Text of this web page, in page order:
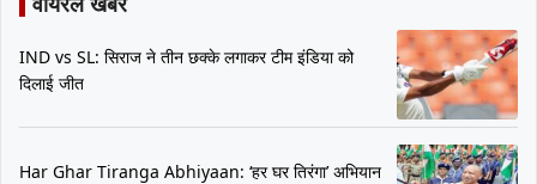
IND vs SL: सिराज ने तीन छक्के लगाकर टीम इंडिया को
दिलाई जीत
Har Ghar Tiranga Abhiyaan: ‘हर घर तिरंगा’ अभियान